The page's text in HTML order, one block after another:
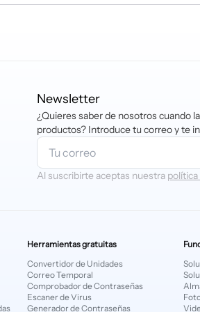
Newsletter
¿Quieres saber de nosotros cuando
productos? Introduce tu correo y te
Al suscribirte aceptas nuestra
Herramientas gratuitas
Convertidor de Unidades
Correo Temporal
Comprobador de Contraseñas
Escaner de Virus
Generador de Contraseñas